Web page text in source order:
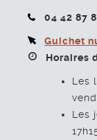
04 42 87
Guichet
Horaires
Les
Les